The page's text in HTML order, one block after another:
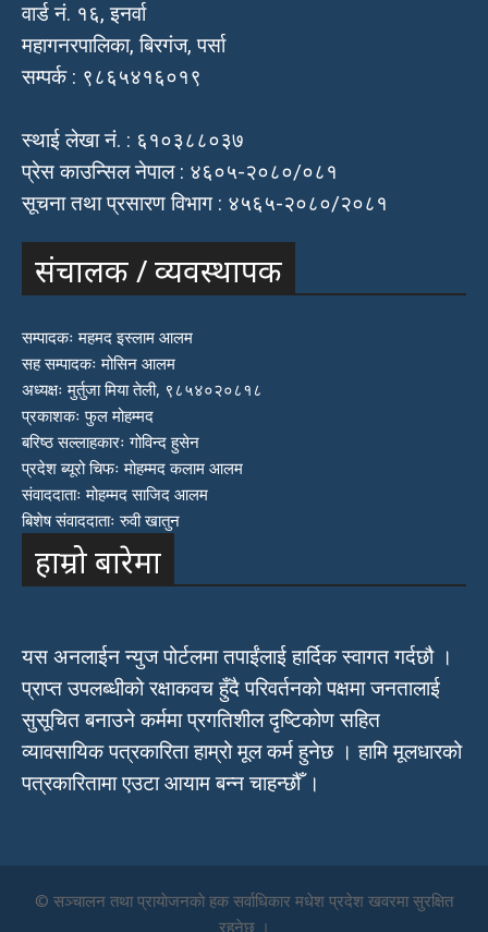
वार्ड नं. १६, इनर्वा
महागनरपालिका, बिरगंज, पर्सा
सम्पर्क : ९८६५४१६०१९
स्थाई लेखा नं. : ६१०३८८०३७
प्रेस काउन्सिल नेपाल : ४६०५-२०८०/०८१
सूचना तथा प्रसारण विभाग : ४५६५-२०८०/२०८१
संचालक / व्यवस्थापक
सम्पादकः महमद इस्लाम आलम
सह सम्पादकः मोसिन आलम
अध्यक्षः मुर्तुजा मिया तेली, ९८५४०२०८१८
प्रकाशकः फुल मोहम्मद
बरिष्ठ सल्लाहकारः गोविन्द हुसेन
प्रदेश ब्यूरो चिफः मोहम्मद कलाम आलम
संवाददाताः मोहम्मद साजिद आलम
बिशेष संवाददाताः रुवी खातुन
हाम्रो बारेमा
यस अनलाईन न्युज पोर्टलमा तपाईंलाई हार्दिक स्वागत गर्दछौ ।
प्राप्त उपलब्धीको रक्षाकवच हुँदै परिवर्तनको पक्षमा जनतालाई
सुसूचित बनाउने कर्ममा प्रगतिशील दृष्टिकोण सहित
व्यावसायिक पत्रकारिता हाम्रो मूल कर्म हुनेछ । हामि मूलधारको
पत्रकारितामा एउटा आयाम बन्न चाहन्छौँ ।
© सञ्चालन तथा प्रायाेजनकाे हक सर्वाधिकार मधेश प्रदेश खवरमा सुरक्षित
रहनेछ ।